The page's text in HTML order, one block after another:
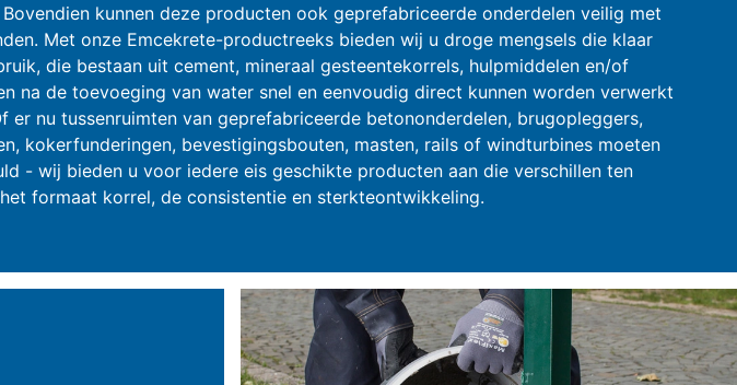
kunnen deze producten ook geprefabriceerde onderdelen veilig met
Met onze Emcekrete-productreeks bieden wij u droge mengsels die klaar
die bestaan uit cement, mineraal gesteentekorrels, hulpmiddelen en/of
na de toevoeging van water snel en eenvoudig direct kunnen worden verwerkt
er nu tussenruimten van geprefabriceerde betononderdelen, brugopleggers,
kokerfunderingen, bevestigingsbouten, masten, rails of windturbines moeten
- wij bieden u voor iedere eis geschikte producten aan die verschillen ten
formaat korrel, de consistentie en sterkteontwikkeling.